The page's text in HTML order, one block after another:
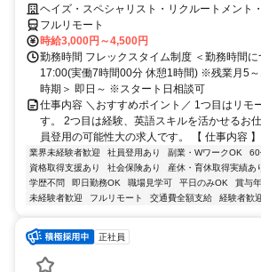
大／700万～800万／リモート勤務OK】経理財務
ヘイズ・スペシャリスト・リクルートメント
フルリモート
時給3,000円～4,500円
勤務時間 フレックスタイム制度 ＜勤務時間に
17:00(実働7時間00分 休憩1時間) ※残業月5
時期＞ 即日～ ※スタート日相談可
仕事内容 ＼おすすめポイント／ 1つ目はリモ
す。 2つ目は経験、英語スキルを活かせるお
員登用の可能性大の求人です。 【 仕事内容
業界未経験者歓迎 社員登用あり 副業・WワークOK
60
資格取得支援あり
社会保険あり 産休・育休取得実績あ
学歴不問
即日勤務OK 職場見学可 平日のみOK 賞与
未経験者歓迎
フルリモート 交通費全額支給 経験者歓
正社員